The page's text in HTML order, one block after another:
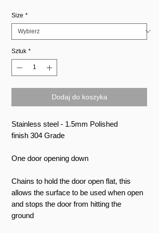
Size *
Sztuk *
Dodaj do koszyka
Stainless steel - 1.5mm Polished
finish 304 Grade
One door opening down
Chains to hold the door open flat, this
allows the surface to be used when open
and stops the door from hitting the
ground